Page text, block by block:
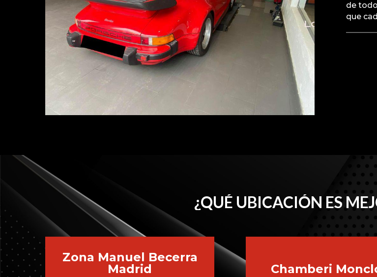
de
que
¿QUÉ UBICACIÓN ES
Zona Manuel Becerra
Madrid
Chamberi